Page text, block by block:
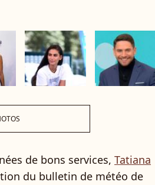
de bons services, Tatiana
du bulletin de météo de